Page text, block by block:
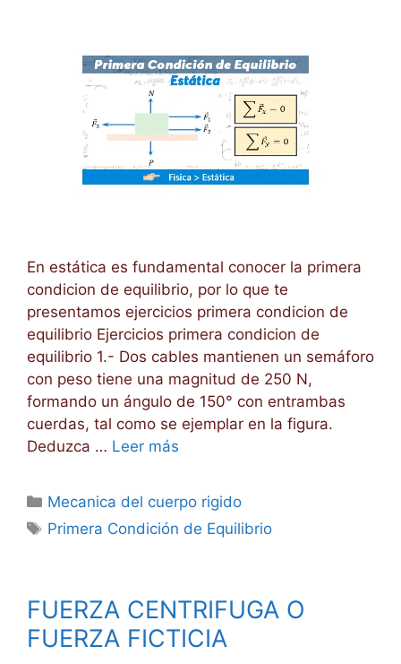
En estática es fundamental conocer la primera
condicion de equilibrio, por lo que te
presentamos ejercicios primera condicion de
equilibrio Ejercicios primera condicion de
equilibrio 1.- Dos cables mantienen un semáforo
con peso tiene una magnitud de 250 N,
formando un ángulo de 150° con entrambas
cuerdas, tal como se ejemplar en la figura.
Deduzca … Leer más
Categorías
Mecanica del cuerpo rigido
Etiquetas
Primera Condición de Equilibrio
FUERZA CENTRIFUGA O
FUERZA FICTICIA